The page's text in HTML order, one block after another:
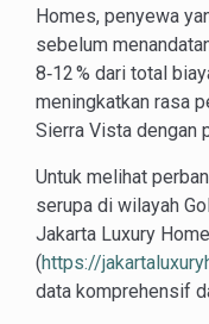
Homes, penyewa
sebelum
8‑12 % dari total
meningkatkan rasa
Sierra Vista dengan
Untuk melihat
serupa di wilayah
Jakarta Luxury
(https://
data komprehensif